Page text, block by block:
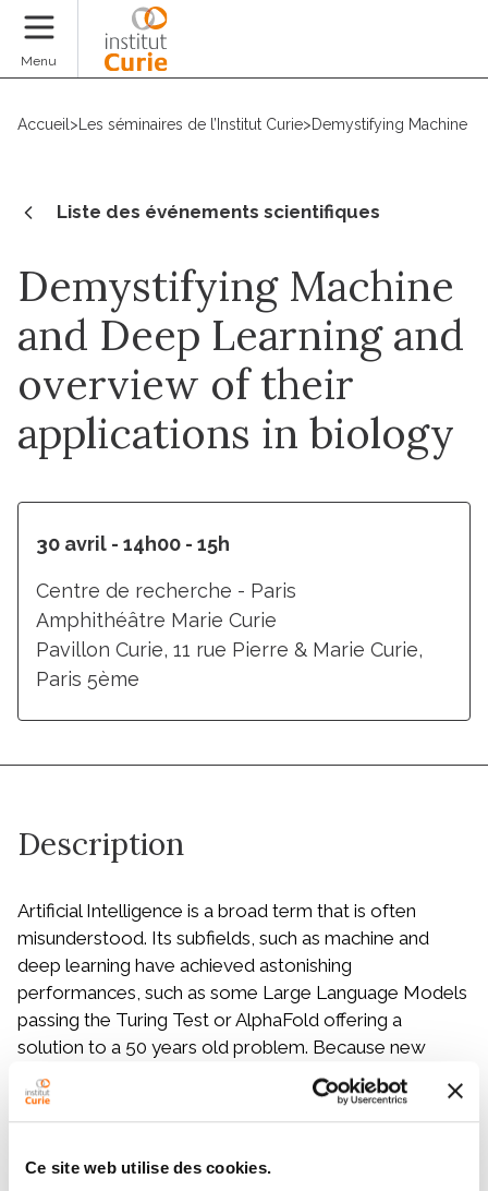
Ce site web utilise des cookies.
Menu
Accueil > Les séminaires de l’Institut Curie>Demystifying Machine
Liste des événements scientifiques
Demystifying Machine
and Deep Learning and
overview of their
applications in biology
30 avril - 14h00 - 15h
Centre de recherche - Paris
Amphithéâtre Marie Curie
Pavillon Curie, 11 rue Pierre & Marie Curie,
Paris 5ème
Description
Artificial Intelligence is a broad term that is often
misunderstood. Its subfields, such as machine and
deep learning have achieved astonishing
performances, such as some Large Language Models
passing the Turing Test or AlphaFold offering a
solution to a 50 years old problem. Because new
technologies in medecine and biology generate
massive amounts of high quality data (omics, images,
clinicals, molecules …), there is an opportunity to